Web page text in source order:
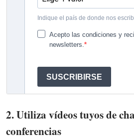
2. Utiliza vídeos tuyos de
conferencias